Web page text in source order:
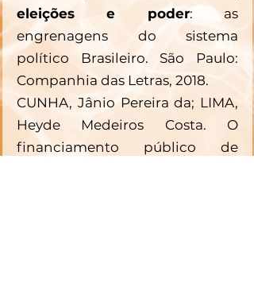
eleições e poder: as
engrenagens do sistema
político Brasileiro. São Paulo:
Companhia das Letras, 2018.
CUNHA, Jânio Pereira da; LIMA,
Heyde Medeiros Costa. O
financiamento público de